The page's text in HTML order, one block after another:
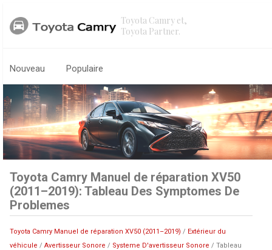
Toyota Camry et,
Toyota Partner.
Nouveau Populaire
Toyota Camry Manuel de réparation XV50
(2011–2019): Tableau Des Symptomes De
Problemes
Toyota Camry Manuel de réparation XV50 (2011–2019) / Extérieur du
véhicule /Avertisseur Sonore / Systeme D'avertisseur Sonore / Tableau